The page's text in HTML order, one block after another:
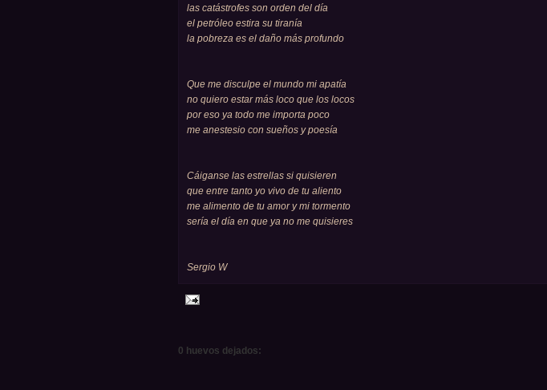
las catástrofes son orden del día
el petróleo estira su tiranía
la pobreza es el daño más profundo
Que me disculpe el mundo mi apatía
no quiero estar más loco que los locos
por eso ya todo me importa poco
me anestesio con sueños y poesía
Cáiganse las estrellas si quisieren
que entre tanto yo vivo de tu aliento
me alimento de tu amor y mi tormento
sería el día en que ya no me quisieres
Sergio W
0 huevos dejados: